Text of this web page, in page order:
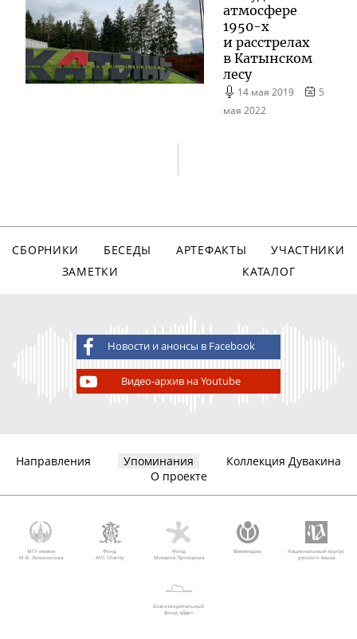
атмосфере
1950-х
и расстрелах
в Катынском
лесу
14 мая 2019
5
мая 2022
СБОРНИКИ БЕСЕДЫ АРТЕФАКТЫ
УЧАСТНИКИ
ЗАМЕТКИ
КАТАЛОГ
Новости и анонсы в Facebook
Видео-архив на Youtube
Направления Упоминания
Коллекция Дувакина
О проекте
МГУ имени
М.В. Ломоносова
Фонд
AVC Charity
Фонд
Михаила Прохорова
Викимедиа
Национальный корпус
русского языка
Благотворительный
фонд «Дар»